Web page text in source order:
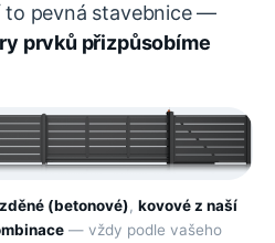
to pevná stavebnice —
prvků přizpůsobíme
(betonové), kovové z naší
— vždy podle vašeho